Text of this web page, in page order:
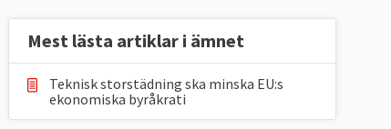
Mest lästa artiklar i ämnet
Teknisk storstädning ska minska EU:s
ekonomiska byråkrati